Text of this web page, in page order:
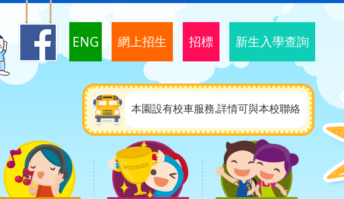
ENG 網上招生 招標 新生入學查詢
本園設有校車服務,詳情可與本校聯絡